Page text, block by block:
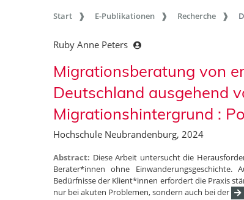
Start E-Publikationen Recherche
Ruby Anne Peters
Migrationsberatung von
Deutschland ausgehend
Migrationshintergrund :
Hochschule Neubrandenburg, 2024
Abstract: Diese Arbeit untersucht die
Berater*innen ohne
Bedürfnisse der Klient*innen erfordert die Praxis
nur bei akuten Problemen, sondern auch bei der